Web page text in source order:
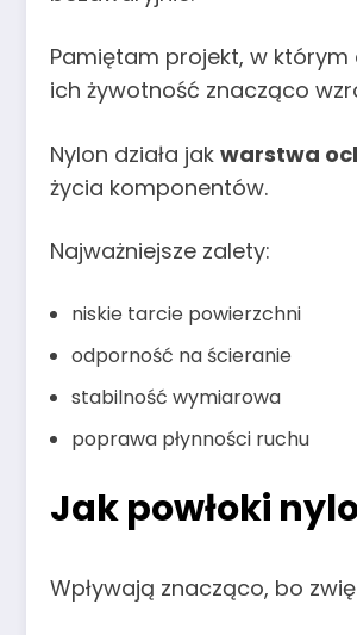
Pamiętam projekt, w
ich żywotność znacząco
Nylon działa jak warstwa
życia komponentów.
Najważniejsze zalety:
niskie tarcie powierzchni
odporność na ścieranie
stabilność wymiarowa
poprawa płynności ruchu
Jak powłoki
Wpływają znacząco, bo